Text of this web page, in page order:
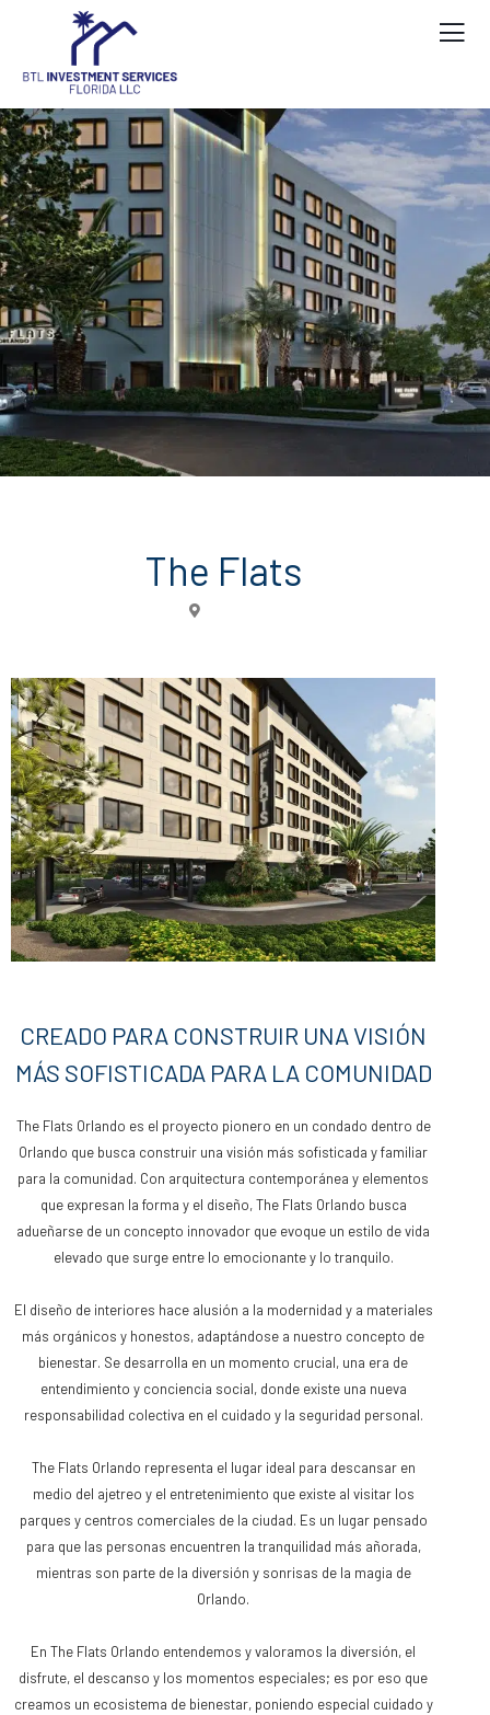
The Flats
CREADO PARA CONSTRUIR UNA VISIÓN
MÁS SOFISTICADA PARA LA COMUNIDAD
The Flats Orlando es el proyecto pionero en un condado dentro de
Orlando que busca construir una visión más sofisticada y familiar
para la comunidad. Con arquitectura contemporánea y elementos
que expresan la forma y el diseño, The Flats Orlando busca
adueñarse de un concepto innovador que evoque un estilo de vida
elevado que surge entre lo emocionante y lo tranquilo.
El diseño de interiores hace alusión a la modernidad y a materiales
más orgánicos y honestos, adaptándose a nuestro concepto de
bienestar. Se desarrolla en un momento crucial, una era de
entendimiento y conciencia social, donde existe una nueva
responsabilidad colectiva en el cuidado y la seguridad personal.
The Flats Orlando representa el lugar ideal para descansar en
medio del ajetreo y el entretenimiento que existe al visitar los
parques y centros comerciales de la ciudad. Es un lugar pensado
para que las personas encuentren la tranquilidad más añorada,
mientras son parte de la diversión y sonrisas de la magia de
Orlando.
En The Flats Orlando entendemos y valoramos la diversión, el
disfrute, el descanso y los momentos especiales; es por eso que
creamos un ecosistema de bienestar, poniendo especial cuidado y